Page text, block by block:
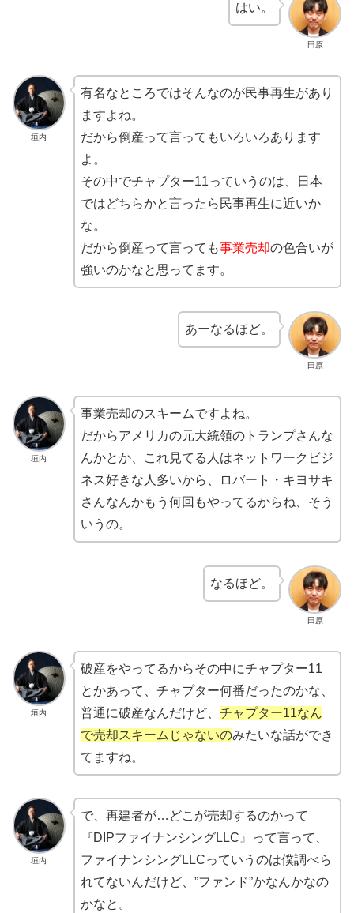
田原
はい。
垣内
有名なところではそんなのが民事再生があり
ますよね。
だから倒産って言ってもいろいろあります
よ。
その中でチャプター11っていうのは、日本
ではどちらかと言ったら民事再生に近いか
な。
だから倒産って言っても事業売却の色合いが
強いのかなと思ってます。
田原
あーなるほど。
垣内
事業売却のスキームですよね。
だからアメリカの元大統領のトランプさんな
んかとか、これ見てる人はネットワークビジ
ネス好きな人多いから、ロバート・キヨサキ
さんなんかもう何回もやってるからね、そう
いうの。
田原
なるほど。
垣内
破産をやってるからその中にチャプター11
とかあって、チャプター何番だったのかな、
普通に破産なんだけど、 チャプター11なん
で売却スキームじゃないのみたいな話ができ
てますね。
垣内
で、再建者が…どこが売却するのかって
『DIPファイナンシングLLC』って言って、
ファイナンシングLLCっていうのは僕調べら
れてないんだけど、”ファンド”かなんかなの
かなと。